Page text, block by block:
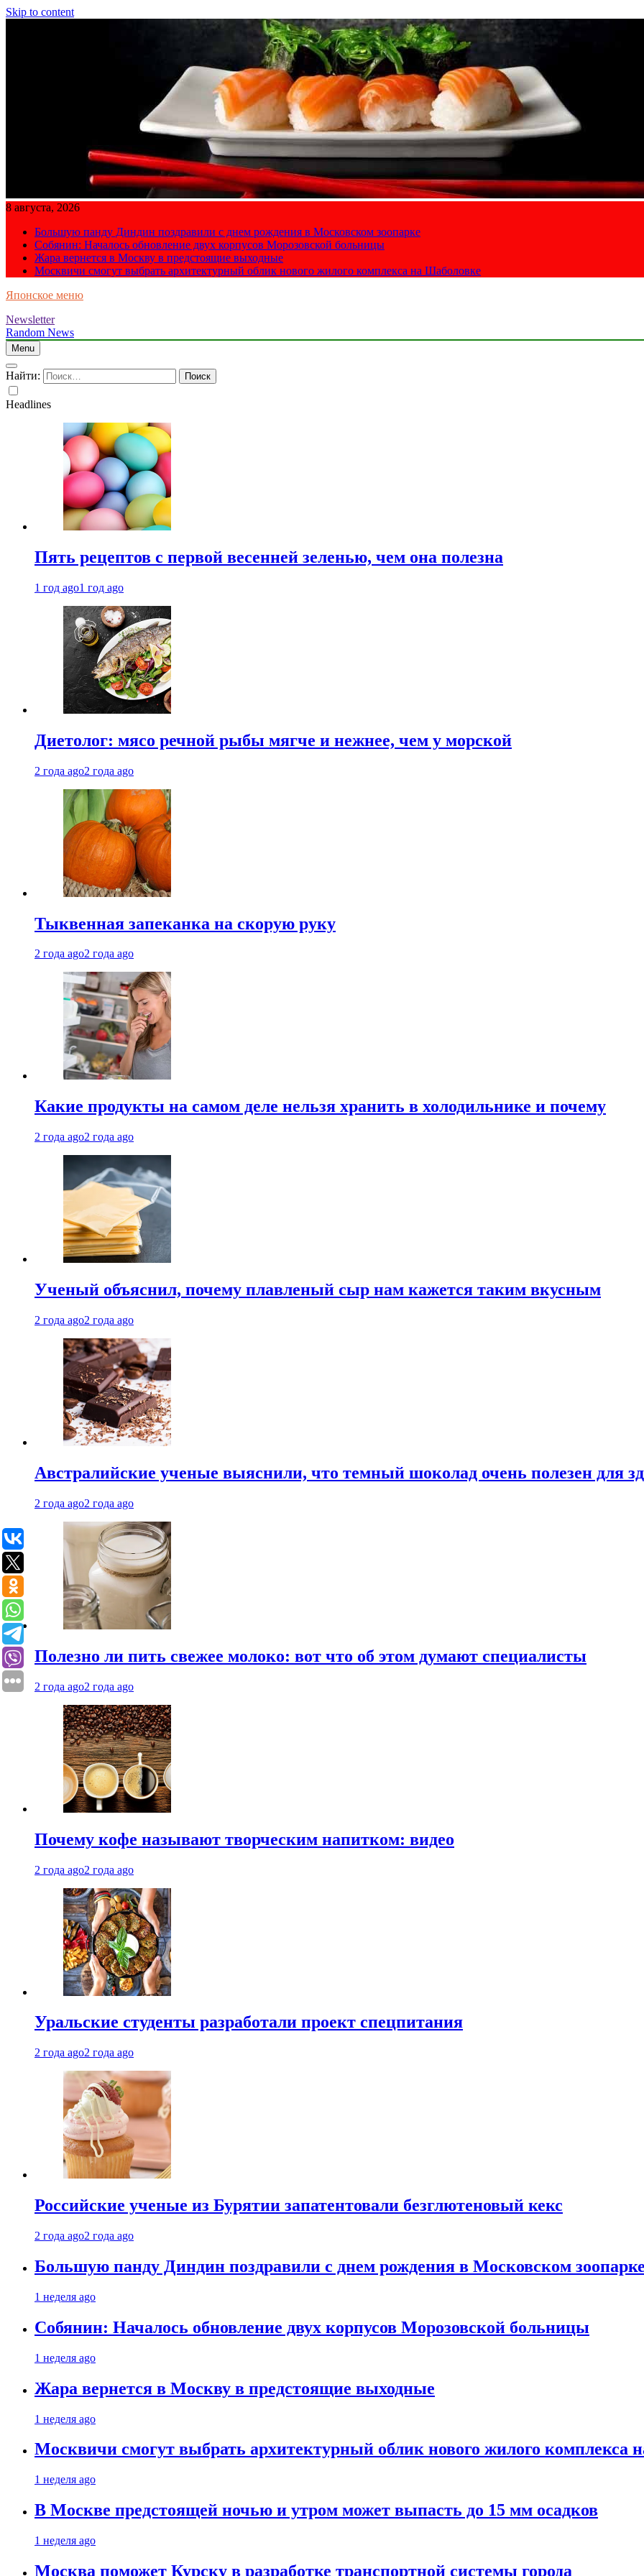
Skip to content
8 августа, 2026
Большую панду Диндин поздравили с днем рождения в Московском зоопарке
Собянин: Началось обновление двух корпусов Морозовской больницы
Жара вернется в Москву в предстоящие выходные
Москвичи смогут выбрать архитектурный облик нового жилого комплекса на Шаболовке
Японское меню
Newsletter
Random News
Menu
Найти:
Headlines
Пять рецептов с первой весенней зеленью, чем она полезна
1 год ago1 год ago
Диетолог: мясо речной рыбы мягче и нежнее, чем у морской
2 года ago2 года ago
Тыквенная запеканка на скорую руку
2 года ago2 года ago
Какие продукты на самом деле нельзя хранить в холодильнике и почему
2 года ago2 года ago
Ученый объяснил, почему плавленый сыр нам кажется таким вкусным
2 года ago2 года ago
Австралийские ученые выяснили, что темный шоколад очень полезен для
2 года ago2 года ago
Полезно ли пить свежее молоко: вот что об этом думают специалисты
2 года ago2 года ago
Почему кофе называют творческим напитком: видео
2 года ago2 года ago
Уральские студенты разработали проект спецпитания
2 года ago2 года ago
Российские ученые из Бурятии запатентовали безглютеновый кекс
2 года ago2 года ago
Большую панду Диндин поздравили с днем рождения в Московском зоопарке
1 неделя ago
Собянин: Началось обновление двух корпусов Морозовской больницы
1 неделя ago
Жара вернется в Москву в предстоящие выходные
1 неделя ago
Москвичи смогут выбрать архитектурный облик нового жилого комплекса
1 неделя ago
В Москве предстоящей ночью и утром может выпасть до 15 мм осадков
1 неделя ago
Москва поможет Курску в разработке транспортной системы города